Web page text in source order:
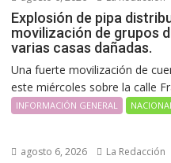
Explosión de pipa
movilización de grupos
varias casas dañadas.
Una fuerte movilización de
este miércoles sobre la calle
INFORMACIÓN GENERAL
agosto 6, 2026 La Redacción